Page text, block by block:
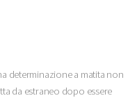
determinazione a matita non
da estraneo dopo essere